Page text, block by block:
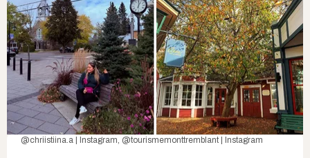
@chriistiina.a | Instagram @tourismemonttremblant | Instagram